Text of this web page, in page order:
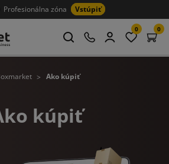
Profesionálna zóna Vstúpiť
0 0
Ako kúpiť
kúpiť